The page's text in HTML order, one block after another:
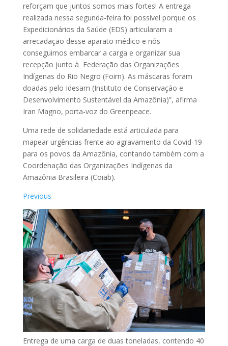
reforçam que juntos somos mais fortes! A entrega
realizada nessa segunda-feira foi possível porque os
Expedicionários da Saúde (EDS) articularam a
arrecadação desse aparato médico e nós
conseguimos embarcar a carga e organizar sua
recepção junto à Federação das Organizações
Indígenas do Rio Negro (Foirn). As máscaras foram
doadas pelo Idesam (Instituto de Conservação e
Desenvolvimento Sustentável da Amazônia)”, afirma
Iran Magno, porta-voz do Greenpeace.
Uma rede de solidariedade está articulada para
mapear urgências frente ao agravamento da Covid-19
para os povos da Amazônia, contando também com a
Coordenação das Organizações Indígenas da
Amazônia Brasileira (Coiab).
Previous
Entrega de uma carga de duas toneladas, contendo 40